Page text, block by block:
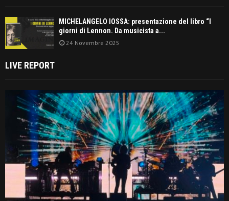
MICHELANGELO IOSSA: presentazione del libro “I
giorni di Lennon. Da musicista a...
24 Novembre 2025
LIVE REPORT